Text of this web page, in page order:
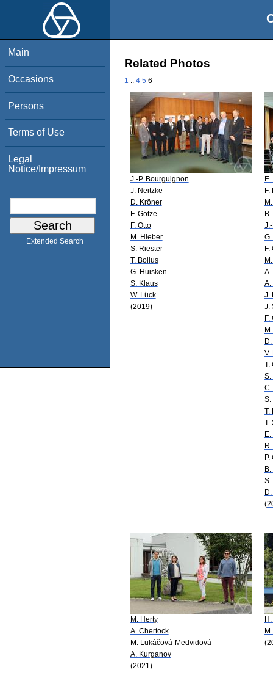
Main
Occasions
Persons
Terms of Use
Legal
Notice/Impressum
Extended Search
Related Photos
1 4 5 6
J.-P. Bourguignon
J. Neitzke
D. Kröner
F. Götze
F. Otto
M. Hieber
S. Riester
T. Bolius
G. Huisken
S. Klaus
W. Lück
(2019)
F.
F.
A.
A.
J.
J.
F.
V.
T.
S.
S.
T.
T.
P.
S.
M. Herty
A. Chertock
M. Lukáčová-Medvidová
A. Kurganov
(2021)